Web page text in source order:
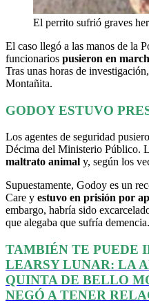
El perrito sufrió graves
El caso llegó a las manos de la
funcionarios pusieron en
Tras unas horas de
Montañita.
GODOY ESTUVO
Los agentes de seguridad
Décima del Ministerio Público.
maltrato animal y, según los
Supuestamente, Godoy es un
Care y estuvo en prisión por
embargo, habría sido
que alegaba que sufría demencia.
TAMBIÉN TE PUEDE
LEARSY LUNAR: LA
QUINTA DE BELLO
NEGÓ A TENER